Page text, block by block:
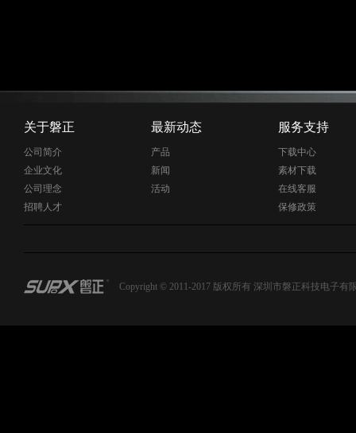
关于磐正
公司简介
企业文化
公司理念
招聘人才
最新动态
产品
新闻
活动
服务支持
下载中心
素材下载
在线客服
保修政策
Copyright © 2011-2017 版权所有 深圳市磐正科技电子有